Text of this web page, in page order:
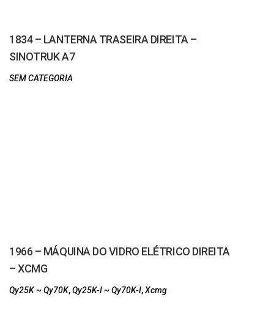
1834 – LANTERNA TRASEIRA DIREITA –
SINOTRUK A7
SEM CATEGORIA
1966 – MÁQUINA DO VIDRO ELÉTRICO DIREITA
– XCMG
Qy25K ~ Qy70K,Qy25K-I ~ Qy70K-I,Xcmg